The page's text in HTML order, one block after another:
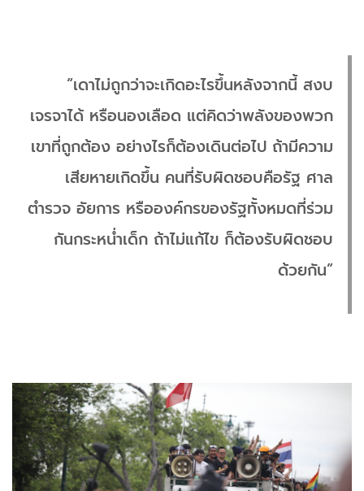
“เดาไม่ถูกว่าจะเกิดอะไรขึ้นหลังจากนี้ สงบ
เจรจาได้ หรือนองเลือด แต่คิดว่าพลังของพวก
เขาที่ถูกต้อง อย่างไรก็ต้องเดินต่อไป ถ้ามีความ
เสียหายเกิดขึ้น คนที่รับผิดชอบคือรัฐ ศาล
ตำรวจ อัยการ หรือองค์กรของรัฐทั้งหมดที่ร่วม
กันกระหน่ำเด็ก ถ้าไม่แก้ไข ก็ต้องรับผิดชอบ
ด้วยกัน”